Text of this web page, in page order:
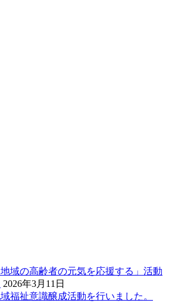
域の高齢者の元気を応援する」活動
2026年3月11日
福祉意識醸成活動を行いました。